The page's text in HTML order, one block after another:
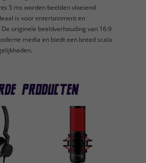
5 ms worden beelden vloeiend
is voor entertainment en
originele beeldverhouding van 16:9
media en biedt een breed scala
producten